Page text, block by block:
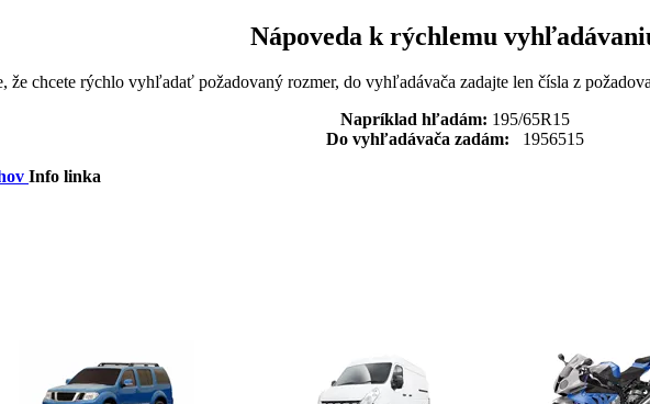
Nápoveda k rýchlemu
že chcete rýchlo vyhľadať požadovaný rozmer, do vyhľadávača zadajte len čísla z
Napríklad hľadám: 195/65R15
Do vyhľadávača zadám: 1956515
Info linka